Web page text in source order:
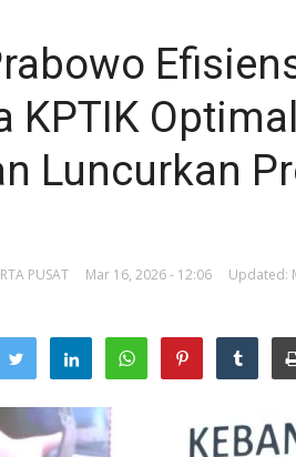
KPTIK
Luncurkan
PUSAT Mar 16, 2026 - 12:06
Updated: